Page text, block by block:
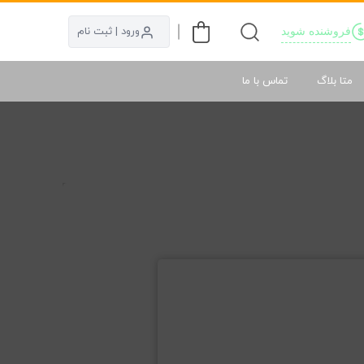
فروشنده شوید ورود | ثبت نام
متا بلاگ تماس با ما